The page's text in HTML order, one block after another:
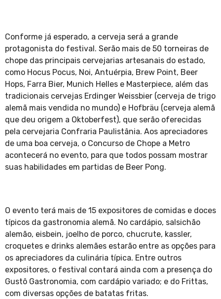
Conforme já esperado, a cerveja será a grande
protagonista do festival. Serão mais de 50 torneiras de
chope das principais cervejarias artesanais do estado,
como Hocus Pocus, Noi, Antuérpia, Brew Point, Beer
Hops, Farra Bier, Munich Helles e Masterpiece, além das
tradicionais cervejas Erdinger Weissbier (cerveja de trigo
alemã mais vendida no mundo) e Hofbräu (cerveja alemã
que deu origem a Oktoberfest), que serão oferecidas
pela cervejaria Confraria Paulistânia. Aos apreciadores
de uma boa cerveja, o Concurso de Chope a Metro
acontecerá no evento, para que todos possam mostrar
suas habilidades em partidas de Beer Pong.
O evento terá mais de 15 expositores de comidas e doces
típicos da gastronomia alemã. No cardápio, salsichão
alemão, eisbein, joelho de porco, chucrute, kassler,
croquetes e drinks alemães estarão entre as opções para
os apreciadores da culinária típica. Entre outros
expositores, o festival contará ainda com a presença do
Gustô Gastronomia, com cardápio variado; e do Frittas,
com diversas opções de batatas fritas.